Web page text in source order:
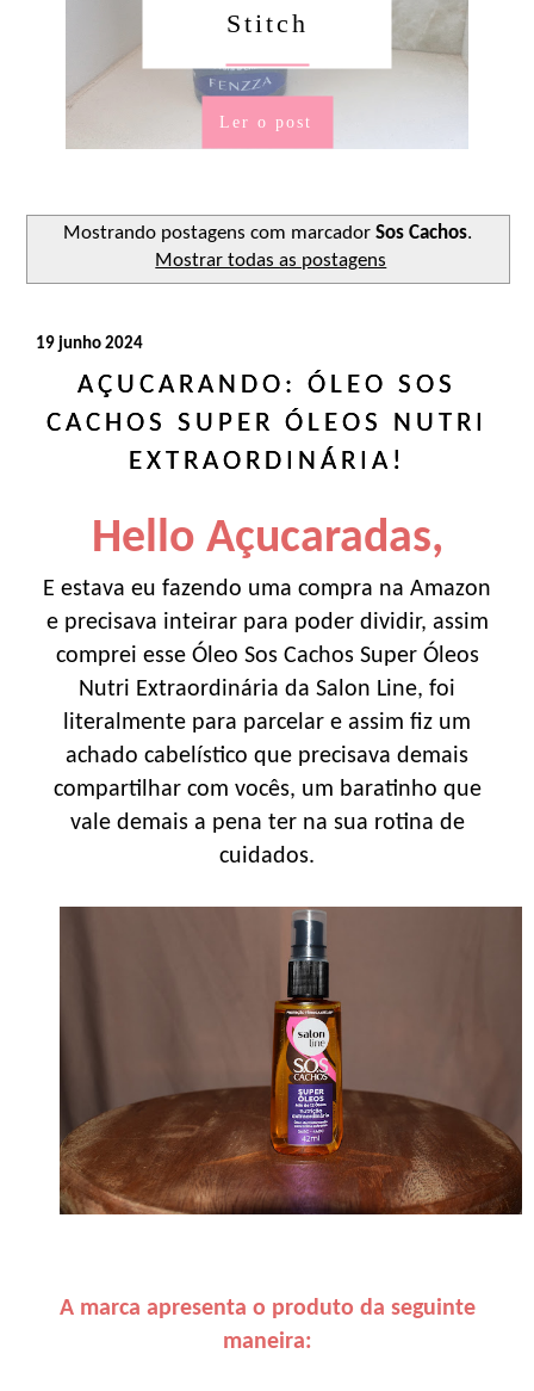
Stitch
Ler o post
Mostrando postagens com marcador Sos Cachos.
Mostrar todas as postagens
19 junho 2024
AÇUCARANDO: ÓLEO SOS
CACHOS SUPER ÓLEOS NUTRI
EXTRAORDINÁRIA!
Hello Açucaradas,
E estava eu fazendo uma compra na Amazon
e precisava inteirar para poder dividir, assim
comprei esse Óleo Sos Cachos Super Óleos
Nutri Extraordinária da Salon Line, foi
literalmente para parcelar e assim fiz um
achado cabelístico que precisava demais
compartilhar com vocês, um baratinho que
vale demais a pena ter na sua rotina de
cuidados.
A marca apresenta o produto da seguinte
maneira: